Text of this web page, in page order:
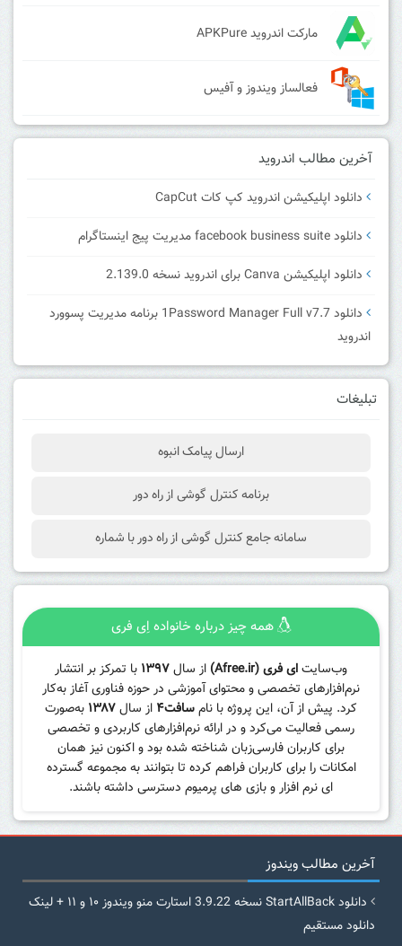
مارکت اندروید APKPure
فعالساز ویندوز و آفیس
آخرین مطالب اندروید
دانلود اپلیکیشن اندروید کپ کات CapCut
دانلود facebook business suite مدیریت پیج اینستاگرام
دانلود اپلیکیشن Canva برای اندروید نسخه 2.139.0
دانلود 1Password Manager Full v7.7 برنامه مدیریت پسوورد
اندروید
تبلیغات
ارسال پیامک انبوه
برنامه کنترل گوشی از راه دور
سامانه جامع کنترل گوشی از راه دور با شماره
همه چیز درباره خانواده اِی فری
وب‌سایتای فری (Afree.ir) از سال۱۳۹۷ با تمرکز بر انتشار
نرم‌افزارهای تخصصی و محتوای آموزشی در حوزه فناوری آغاز به‌کار
کرد. پیش از آن، این پروژه با نامسافت۴ از سال۱۳۸۷ به‌صورت
رسمی فعالیت می‌کرد و در ارائه نرم‌افزارهای کاربردی و تخصصی
برای کاربران فارسی‌زبان شناخته شده بود و اکنون نیز همان
امکانات را برای کاربران فراهم کرده تا بتوانند به مجموعه گسترده
ای نرم افزار و بازی های پرمیوم دسترسی داشته باشند.
آخرین مطالب ویندوز
دانلود StartAllBack نسخه 3.9.22 استارت منو ویندوز ۱۰ و ۱۱ + لینک
دانلود مستقیم